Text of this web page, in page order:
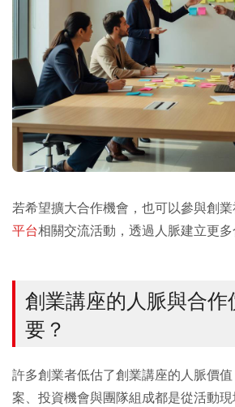
若希望擴大合作機會，也可以參與創
平台相關交流活動，透過人脈建立更多
創業講座的人脈與合作
要？
許多創業者低估了創業講座的人脈價
案、投資機會與團隊組成都是從活動現